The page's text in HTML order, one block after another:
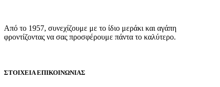
Από το 1957, συνεχίζουμε με το ίδιο μεράκι και αγάπη
φροντίζοντας να σας προσφέρουμε πάντα το καλύτερο.
ΣΤΟΙΧΕΙΑ ΕΠΙΚΟΙΝΩΝΙΑΣ